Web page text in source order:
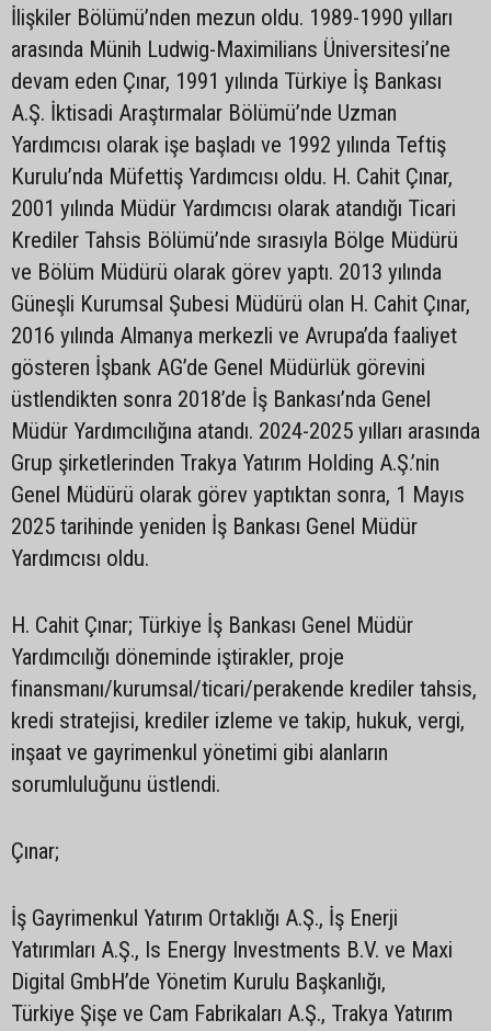
İlişkiler Bölümü’nden mezun oldu. 1989-1990 yılları
arasında Münih Ludwig-Maximilians Üniversitesi’ne
devam eden Çınar, 1991 yılında Türkiye İş Bankası
A.Ş. İktisadi Araştırmalar Bölümü’nde Uzman
Yardımcısı olarak işe başladı ve 1992 yılında Teftiş
Kurulu’nda Müfettiş Yardımcısı oldu. H. Cahit Çınar,
2001 yılında Müdür Yardımcısı olarak atandığı Ticari
Krediler Tahsis Bölümü’nde sırasıyla Bölge Müdürü
ve Bölüm Müdürü olarak görev yaptı. 2013 yılında
Güneşli Kurumsal Şubesi Müdürü olan H. Cahit Çınar,
2016 yılında Almanya merkezli ve Avrupa’da faaliyet
gösteren İşbank AG’de Genel Müdürlük görevini
üstlendikten sonra 2018’de İş Bankası’nda Genel
Müdür Yardımcılığına atandı. 2024-2025 yılları arasında
Grup şirketlerinden Trakya Yatırım Holding A.Ş.’nin
Genel Müdürü olarak görev yaptıktan sonra, 1 Mayıs
2025 tarihinde yeniden İş Bankası Genel Müdür
Yardımcısı oldu.
H. Cahit Çınar; Türkiye İş Bankası Genel Müdür
Yardımcılığı döneminde iştirakler, proje
finansmanı/kurumsal/ticari/perakende krediler tahsis,
kredi stratejisi, krediler izleme ve takip, hukuk, vergi,
inşaat ve gayrimenkul yönetimi gibi alanların
sorumluluğunu üstlendi.
Çınar;
İş Gayrimenkul Yatırım Ortaklığı A.Ş., İş Enerji
Yatırımları A.Ş., Is Energy Investments B.V. ve Maxi
Digital GmbH’de Yönetim Kurulu Başkanlığı,
Türkiye Şişe ve Cam Fabrikaları A.Ş., Trakya Yatırım